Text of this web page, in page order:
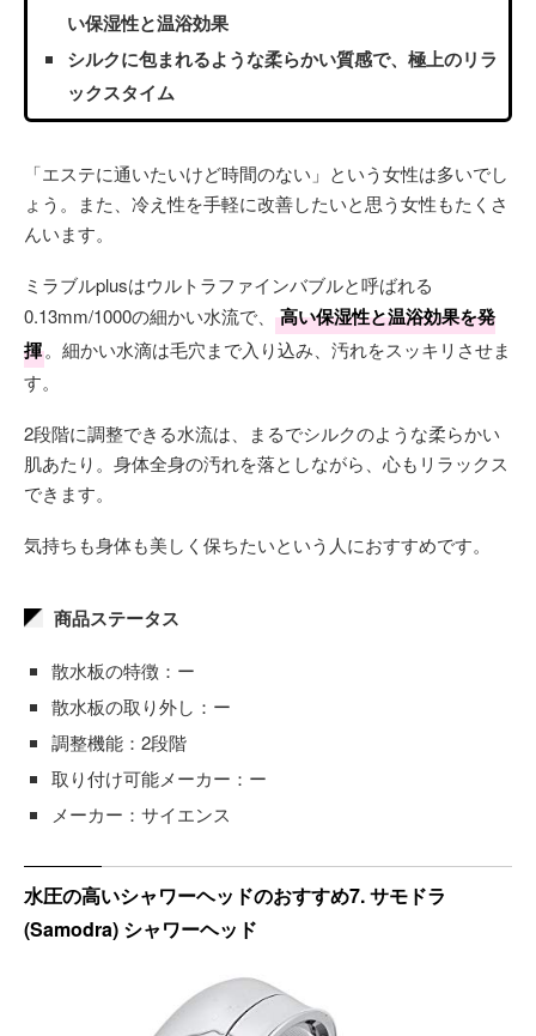
い保湿性と温浴効果
シルクに包まれるような柔らかい質感で、極上のリラ
ックスタイム
「エステに通いたいけど時間のない」という女性は多いでし
ょう。また、冷え性を手軽に改善したいと思う女性もたくさ
んいます。
ミラブルplusはウルトラファインバブルと呼ばれる
0.13mm/1000の細かい水流で、
高い保湿性と温浴効果を発
揮。細かい水滴は毛穴まで入り込み、汚れをスッキリさせま
す。
2段階に調整できる水流は、まるでシルクのような柔らかい
肌あたり。身体全身の汚れを落としながら、心もリラックス
できます。
気持ちも身体も美しく保ちたいという人におすすめです。
商品ステータス
散水板の特徴：ー
散水板の取り外し：ー
調整機能：2段階
取り付け可能メーカー：ー
メーカー：サイエンス
水圧の高いシャワーヘッドのおすすめ7. サモドラ
(Samodra) シャワーヘッド